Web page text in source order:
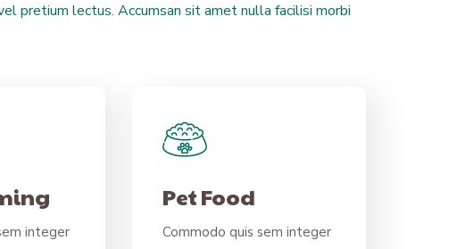
pretium lectus. Accumsan sit amet nulla facilisi morbi
integer
Pet Food
Commodo quis sem integer